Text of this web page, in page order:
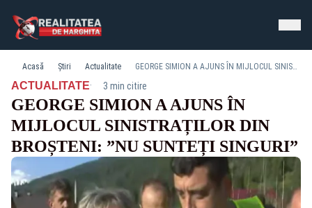
Acasă Știri Actualitate GEORGE SIMION A AJUNS ÎN MIJLOCUL SINISTRAȚILOR DIN BROȘTENI: ”NU SUNTEȚI SINGURI”
ACTUALITATE· 3 min citire
GEORGE SIMION A AJUNS ÎN
MIJLOCUL SINISTRAȚILOR DIN
BROȘTENI: ”NU SUNTEȚI SINGURI”